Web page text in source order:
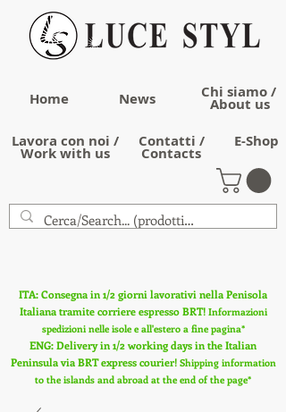
Home News Chi siamo /
About us
Lavora con noi /
Work with us
Contatti /
Contacts
E-Shop
ITA: Consegna in 1/2 giorni lavorativi nella Penisola
Italiana tramite corriere espresso BRT! Informazioni
spedizioni nelle isole e all'estero a fine pagina*
ENG: Delivery in 1/2 working days in the Italian
Peninsula via BRT express courier! Shipping information
to the islands and abroad at the end of the page*